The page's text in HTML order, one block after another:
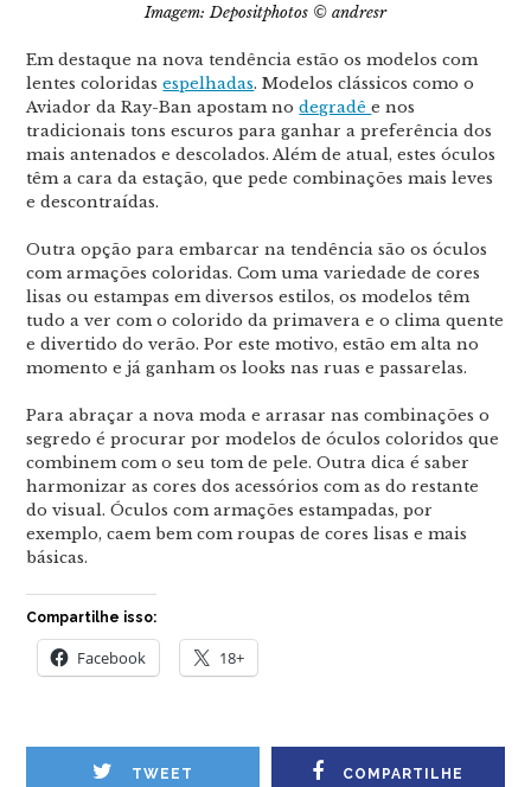
Imagem: Depositphotos © andresr
Em destaque na nova tendência estão os modelos com
lentes coloridasespelhadas. Modelos clássicos como o
Aviador da Ray-Ban apostam nodegradêe nos
tradicionais tons escuros para ganhar a preferência dos
mais antenados e descolados. Além de atual, estes óculos
têm a cara da estação, que pede combinações mais leves
e descontraídas.
Outra opção para embarcar na tendência são os óculos
com armações coloridas. Com uma variedade de cores
lisas ou estampas em diversos estilos, os modelos têm
tudo a ver com o colorido da primavera e o clima quente
e divertido do verão. Por este motivo, estão em alta no
momento e já ganham os looks nas ruas e passarelas.
Para abraçar a nova moda e arrasar nas combinações o
segredo é procurar por modelos de óculos coloridos que
combinem com o seu tom de pele. Outra dica é saber
harmonizar as cores dos acessórios com as do restante
do visual. Óculos com armações estampadas, por
exemplo, caem bem com roupas de cores lisas e mais
básicas.
Compartilhe isso:
Facebook 18+
TWEET COMPARTILHE